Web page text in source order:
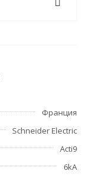
Франция
Schneider Electric
Acti9
6kA